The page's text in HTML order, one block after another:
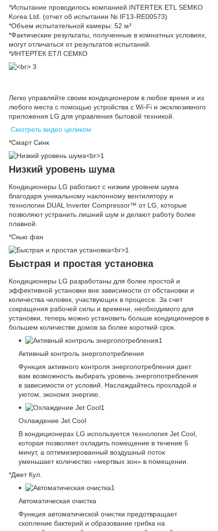
*Испытание проводилось компанией INTERTEK ETL SEMKO
Korea Ltd. (отчет об испытании № IF13-RE00573)
*Объем испытательной камеры: 52 м³
*Фактические результаты, полученные в комнатных условиях,
могут отличаться от результатов испытаний.
*ИНТЕРТЕК ЕТЛ СЕМКО
Легко управляйте своим кондиционером в любое время и из
любого места с помощью устройства с Wi-Fi и эксклюзивного
приложения LG для управления бытовой техникой.
Смотреть видео целиком
*Смарт Синк
Низкий уровень шума
Кондиционеры LG работают с низким уровнем шума
благодаря уникальному наклонному вентилятору и
технологии DUAL Inverter Compressor™ от LG, которые
позволяют устранить лишний шум и делают работу более
плавной.
*Скью фан
Быстрая и простая установка
Кондиционеры LG разработаны для более простой и
эффективной установки вне зависимости от обстановки и
количества человек, участвующих в процессе. За счет
сокращения рабочей силы и времени, необходимого для
установки, теперь можно установить больше кондиционеров в
большем количестве домов за более короткий срок.
Активный контроль энергопотребления
Функция активного контроля энергопотребления дает
вам возможность выбирать уровень энергопотребления
в зависимости от условий. Наслаждайтесь прохладой и
уютом, экономя энергию.
Охлаждение Jet Cool
В кондиционерах LG используется технология Jet Cool,
которая позволяет охладить помещение в течение 5
минут, а оптимизированный воздушный поток
уменьшает количество «мертвых зон» в помещении.
*Джет Кул.
Автоматическая очистка
Функция автоматической очистки предотвращает
скопление бактерий и образование грибка на